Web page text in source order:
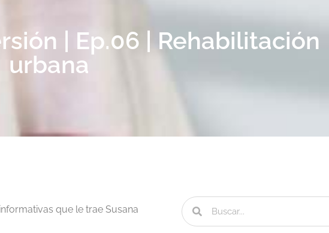
| Ep.06 | Rehabilitación
urbana
que le trae Susana